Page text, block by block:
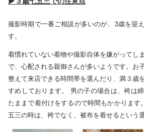
撮影時期で一番ご相談が多いのが、3歳を迎
す。
着慣れていない着物や撮影自体を嫌がってし
で、心配される親御さんが多いようです。お
整えて来店できる時間帯を選んだり、満３歳
すめしております。 男の子の場合は、袴は
たままで着付けをするので時間もかかりま
五三の時は、袴でなく、被布を着せるという